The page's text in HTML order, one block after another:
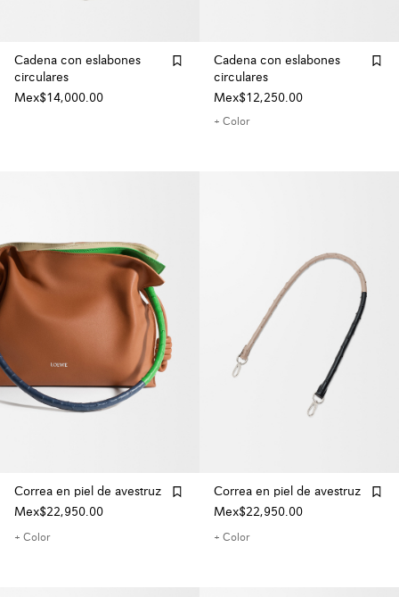
Cadena con eslabones
circulares
Mex$14,000.00
Cadena con eslabones
circulares
Mex$12,250.00
+ Color
Correa en piel de avestruz
Mex$22,950.00
+ Color
Correa en piel de avestruz
Mex$22,950.00
+ Color